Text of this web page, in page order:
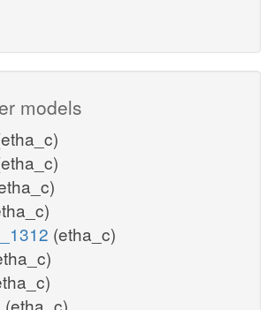
models
(etha_c)
(etha_c)